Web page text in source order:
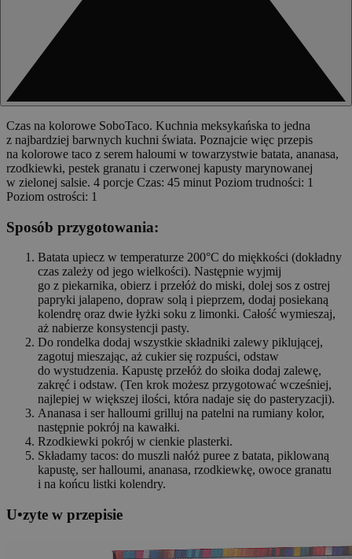
Czas na kolorowe SoboTaco. Kuchnia meksykańska to jedna
z najbardziej barwnych kuchni świata. Poznajcie więc przepis
na kolorowe taco z serem haloumi w towarzystwie batata, ananasa,
rzodkiewki, pestek granatu i czerwonej kapusty marynowanej
w zielonej salsie. 4 porcje Czas: 45 minut Poziom trudności: 1
Poziom ostrości: 1
Sposób przygotowania:
Batata upiecz w temperaturze 200°C do miękkości (dokładny
czas zależy od jego wielkości). Następnie wyjmij
go z piekarnika, obierz i przełóż do miski, dolej sos z ostrej
papryki jalapeno, dopraw solą i pieprzem, dodaj posiekaną
kolendrę oraz dwie łyżki soku z limonki. Całość wymieszaj,
aż nabierze konsystencji pasty.
Do rondelka dodaj wszystkie składniki zalewy piklującej,
zagotuj mieszając, aż cukier się rozpuści, odstaw
do wystudzenia. Kapustę przełóż do słoika dodaj zalewę,
zakręć i odstaw. (Ten krok możesz przygotować wcześniej,
najlepiej w większej ilości, która nadaje się do pasteryzacji).
Ananasa i ser halloumi grilluj na patelni na rumiany kolor,
następnie pokrój na kawałki.
Rzodkiewki pokrój w cienkie plasterki.
Składamy tacos: do muszli nałóż puree z batata, piklowaną
kapustę, ser halloumi, ananasa, rzodkiewkę, owoce granatu
i na końcu listki kolendry.
U•zyte w przepisie